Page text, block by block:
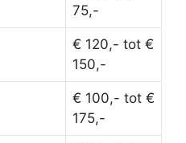
75,-
€ 120,- tot €
150,-
€ 100,- tot €
175,-